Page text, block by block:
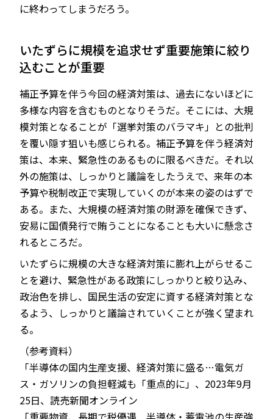
に終わってしまうだろう。
いたずらに規模を追求せず重要施策に絞り
込むことが重要
補正予算を伴う今回の経済対策は、過去にないほどに
多様な内容を含むものとなりそうだ。そこには、大規
模対策となることが「選挙対策のバラマキ」との批判
を覆い隠す狙いも感じられる。補正予算を伴う経済対
策は、本来、緊急性のあるものに限るべきだ。それ以
外の施策は、しっかりと議論をしたうえで、来年の本
予算や税制改正で実現していくのが本来の姿のはずで
ある。また、大規模の経済対策の財源を確保できず、
安易に国債発行で賄うことになることも大いに懸念さ
れるところだ。
いたずらに規模の大きな経済対策に膨れ上がらせるこ
とを避け、緊急性がある政策にしっかりと絞り込み、
政治色を排し、国民生活の安定に資する経済対策とな
るよう、しっかりと議論されていくことが強く望まれ
る。
（参考資料）
「半導体の国内生産支援、経済対策に盛る…電気ガ
ス・ガソリンの負担軽減も「重点的に」、2023年9月
25日、読売新聞オンライン